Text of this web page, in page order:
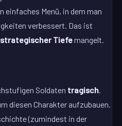
einfaches Menü, in dem man
verbessert. Das ist
strategischer Tiefemangelt.
Soldaten tragisch
diesen Charakter aufzubauen.
(zumindest in der